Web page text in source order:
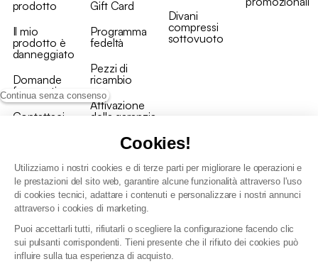
Continua senza consenso
Cookies!
Utilizziamo i nostri cookies e di terze parti per migliorare le operazioni e
le prestazioni del sito web, garantire alcune funzionalità attraverso l'uso
di cookies tecnici, adattare i contenuti e personalizzare i nostri annunci
attraverso i cookies di marketing.
Puoi accettarli tutti, rifiutarli o scegliere la configurazione facendo clic
sui pulsanti corrispondenti. Tieni presente che il rifiuto dei cookies può
influire sulla tua esperienza di acquisto.
prodotto
Il mio
prodotto è
danneggiato
Domande
frequenti
Contattaci
Gift Card
Programma
fedeltà
Pezzi di
ricambio
Attivazione
della garanzia
Divani
compressi
sottovuoto
Condizioni generali vendita
Politica di gestione dei dati personali e dei cookie
Condizioni generali di vendita per clienti professionali